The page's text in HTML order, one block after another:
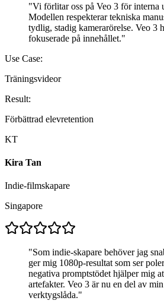
"Vi förlitar oss på Veo 3 för interna
Modellen respekterar tekniska
tydlig, stadig kamerarörelse. Veo 3
fokuserade på innehållet."
Use Case:
Träningsvideor
Result:
Förbättrad elevretention
KT
Kira Tan
Indie-filmskapare
Singapore
"Som indie-skapare behöver jag
ger mig 1080p-resultat som ser
negativa promptstödet hjälper mig
artefakter. Veo 3 är nu en del av
verktygslåda."